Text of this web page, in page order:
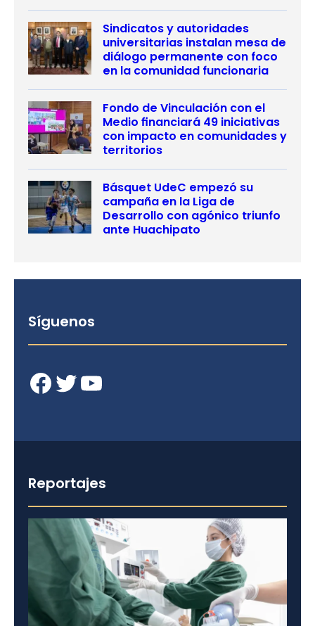
Sindicatos y autoridades
universitarias instalan mesa de
diálogo permanente con foco
en la comunidad funcionaria
Fondo de Vinculación con el
Medio financiará 49 iniciativas
con impacto en comunidades y
territorios
Básquet UdeC empezó su
campaña en la Liga de
Desarrollo con agónico triunfo
ante Huachipato
Síguenos
Facebook Twitter YouTube
Reportajes